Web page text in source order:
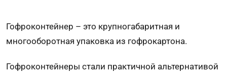
Гофроконтейнер – это крупногабаритная и
многооборотная упаковка из гофрокартона.
Гофроконтейнеры стали практичной альтернативой